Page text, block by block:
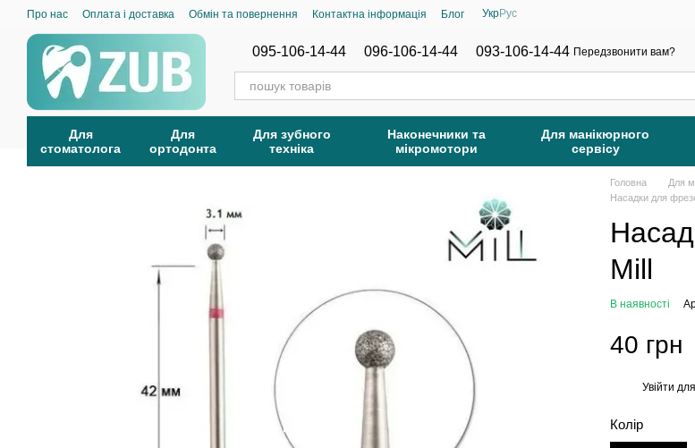
Перейти до основного контенту
Про нас Оплата і доставка Обмін та повернення Контактна інформація Блог УкрРус
095-106-14-44 096-106-14-44 093-106-14-44 Передзвонити вам?
Для
стоматолога
Для
ортодонта
Для зубного
техніка
Наконечники та
мікромотори
Для манікюрного
сервісу
Головна Для
Насадки для
Mill
В наявності
40 грн
Увійти
Колір